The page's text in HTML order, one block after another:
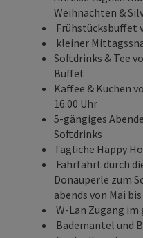
Weihnachten &
Frühstücksbuffet
kleiner
Softdrinks & Tee
Buffet
Kaffee & Kuchen
16.00 Uhr
5-gängiges
Softdrinks
Tägliche Happy
Fährfahrt durch
Donauperle zum
abends von Mai
W-Lan Zugang
Bademantel und